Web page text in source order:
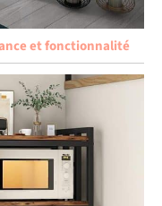
et fonctionnalité